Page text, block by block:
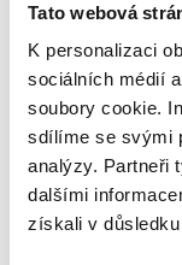
Tato webová
K personalizaci
sociálních médií
soubory cookie.
sdílíme se svými
analýzy. Partneři
dalšími
získali v
KONTAKT
Prodej